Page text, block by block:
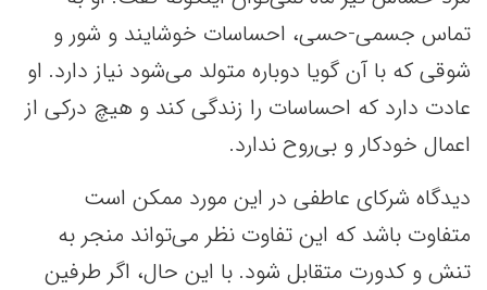
تماس جسمی-حسی، احساسات خوشایند و شور و
شوقی که با آن گویا دوباره متولد می‌شود نیاز دارد. او
عادت دارد که احساسات را زندگی کند و هیچ درکی از
اعمال خودکار و بی‌روح ندارد.
دیدگاه‌ شرکای عاطفی در این مورد ممکن است
متفاوت باشد که این تفاوت نظر می‌تواند منجر به
تنش و کدورت متقابل شود. با این حال، اگر طرفین